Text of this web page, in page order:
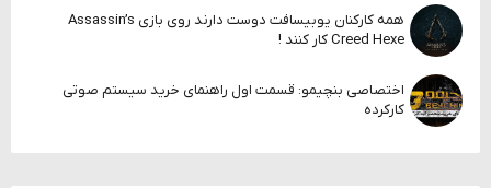
همه کارکنان یوبیسافت دوست دارند روی بازی Assassin’s
Creed Hexe کار کنند !
اختصاصی بنچیمو: قسمت اول راهنمای خرید سیستم صوتی
کارکرده